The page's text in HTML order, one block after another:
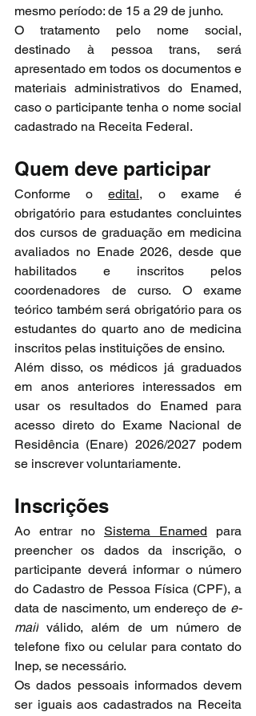
mesmo período: de 15 a 29 de junho.
O tratamento pelo nome social,
destinado à pessoa trans, será
apresentado em todos os documentos e
materiais administrativos do Enamed,
caso o participante tenha o nome social
cadastrado na Receita Federal.
Quem deve participar
Conforme o edital, o exame é
obrigatório para estudantes concluintes
dos cursos de graduação em medicina
avaliados no Enade 2026, desde que
habilitados e inscritos pelos
coordenadores de curso. O exame
teórico também será obrigatório para os
estudantes do quarto ano de medicina
inscritos pelas instituições de ensino.
Além disso, os médicos já graduados
em anos anteriores interessados em
usar os resultados do Enamed para
acesso direto do Exame Nacional de
Residência (Enare) 2026/2027 podem
se inscrever voluntariamente.
Inscrições
Ao entrar no Sistema Enamed para
preencher os dados da inscrição, o
participante deverá informar o número
do Cadastro de Pessoa Física (CPF), a
data de nascimento, um endereço de e-
mail válido, além de um número de
telefone fixo ou celular para contato do
Inep, se necessário.
Os dados pessoais informados devem
ser iguais aos cadastrados na Receita